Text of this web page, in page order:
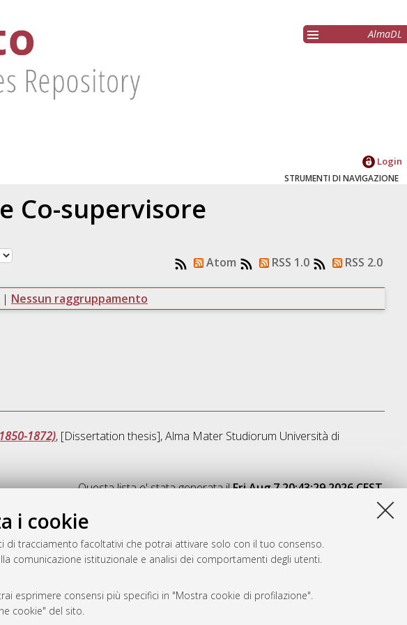
i cookie
tracciamento facoltativi che potrai attivare solo con il tuo consenso.
comunicazione istituzionale e analisi dei comportamenti degli utenti.
esprimere consensi più specifici in "Mostra cookie di profilazione".
cookie" del sito.
AlmaDL
Login
STRUMENTI DI NAVIGAZIONE
Co-supervisore
Atom RSS 1.0 RSS 2.0
| Nessun raggruppamento
1872), [Dissertation thesis], Alma Mater Studiorum Università di
Questa lista e' stata generata ilFri Aug 7 20:43:29 2026 CEST.